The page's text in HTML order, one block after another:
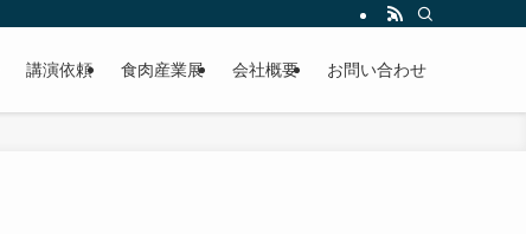
講演依頼 食肉産業展 会社概要 お問い合わせ